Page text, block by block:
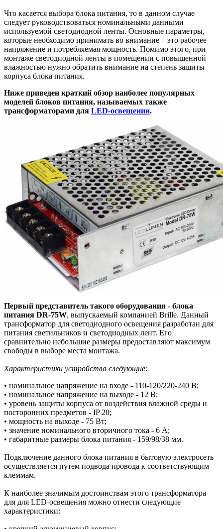
Что касается выбора блока питания, то в данном случае
следует руководствоваться номинальными данными
используемой светодиодной ленты. Основные параметры,
которые необходимо принимать во внимание – это рабочее
напряжение и потребляемая мощность. Помимо этого, при
монтаже светодиодной ленты в помещении с повышенной
влажностью нужно обратить внимание на степень защиты
корпуса блока питания.
Ниже приведен краткий обзор наиболее популярных
моделей блоков питания, называемых также
трансформаторами для LED-освещения.
Первый представитель такого оборудования - блока
питания DR-75W, выпускаемый компанией Brille. Данный
трансформатор для светодиодного освещения разработан для
питания светильников и светодиодных лент. Его
сравнительно небольшие размеры предоставляют максимум
свободы в выборе места монтажа.
Характеристики устройства следующие:
• номинальное напряжение на входе - 110-120/220-240 В;
• номинальное напряжение на выходе - 12 В;
• уровень защиты корпуса от воздействия влажной среды и
посторонних предметов - IP 20;
• мощность на выходе - 75 Вт;
• значение номинального вторичного тока - 6 А;
• габаритные размеры блока питания - 159/98/38 мм.
Подключение данного блока питания в бытовую электросеть
осуществляется путем подвода провода к соответствующим
клеммам.
К наиболее значимым достоинствам этого трансформатора
для для LED-освещения можно отнести следующие
характеристики: